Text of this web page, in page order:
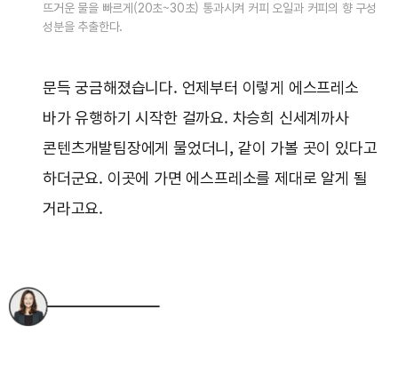
뜨거운 물을 빠르게(20초~30초) 통과시켜 커피 오일과 커피의 향 구성
성분을 추출한다.
문득 궁금해졌습니다. 언제부터 이렇게 에스프레소
바가 유행하기 시작한 걸까요. 차승희 신세계까사
콘텐츠개발팀장에게 물었더니, 같이 가볼 곳이 있다고
하더군요. 이곳에 가면 에스프레소를 제대로 알게 될
거라고요.